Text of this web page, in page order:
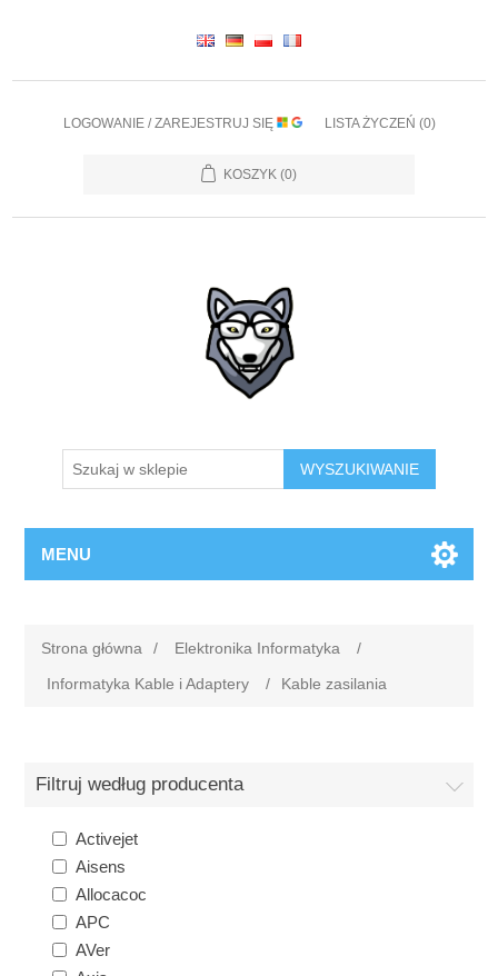
LOGOWANIE / ZAREJESTRUJ SIĘ LISTA ŻYCZEŃ (0)
KOSZYK (0)
WYSZUKIWANIE
MENU
Strona główna / Elektronika Informatyka
/
Informatyka Kable i Adaptery
/ Kable zasilania
Filtruj według producenta
Activejet
Aisens
Allocacoc
APC
AVer